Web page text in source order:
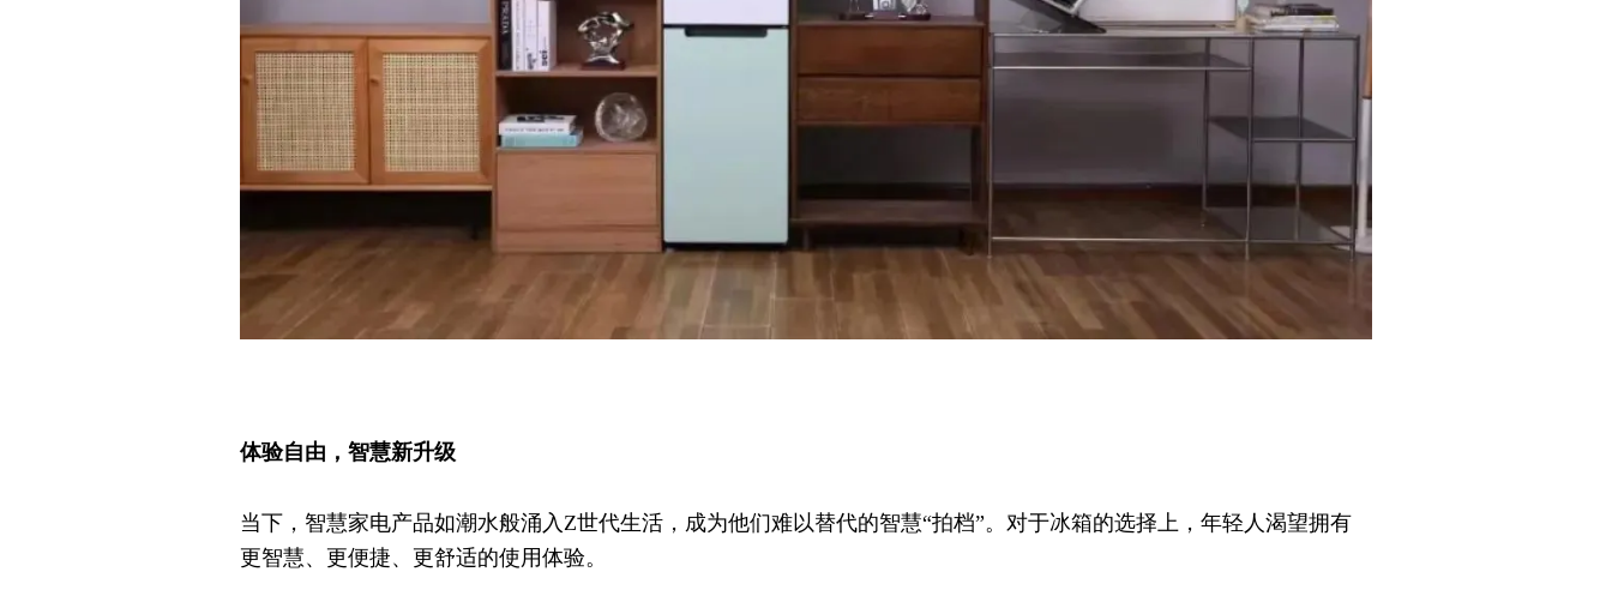
体验自由，智慧新升级
当下，智慧家电产品如潮水般涌入Z世代生活，成为他们难以替代的智慧“拍档”。对于冰箱的选择上，年轻人渴望拥有
更智慧、更便捷、更舒适的使用体验。